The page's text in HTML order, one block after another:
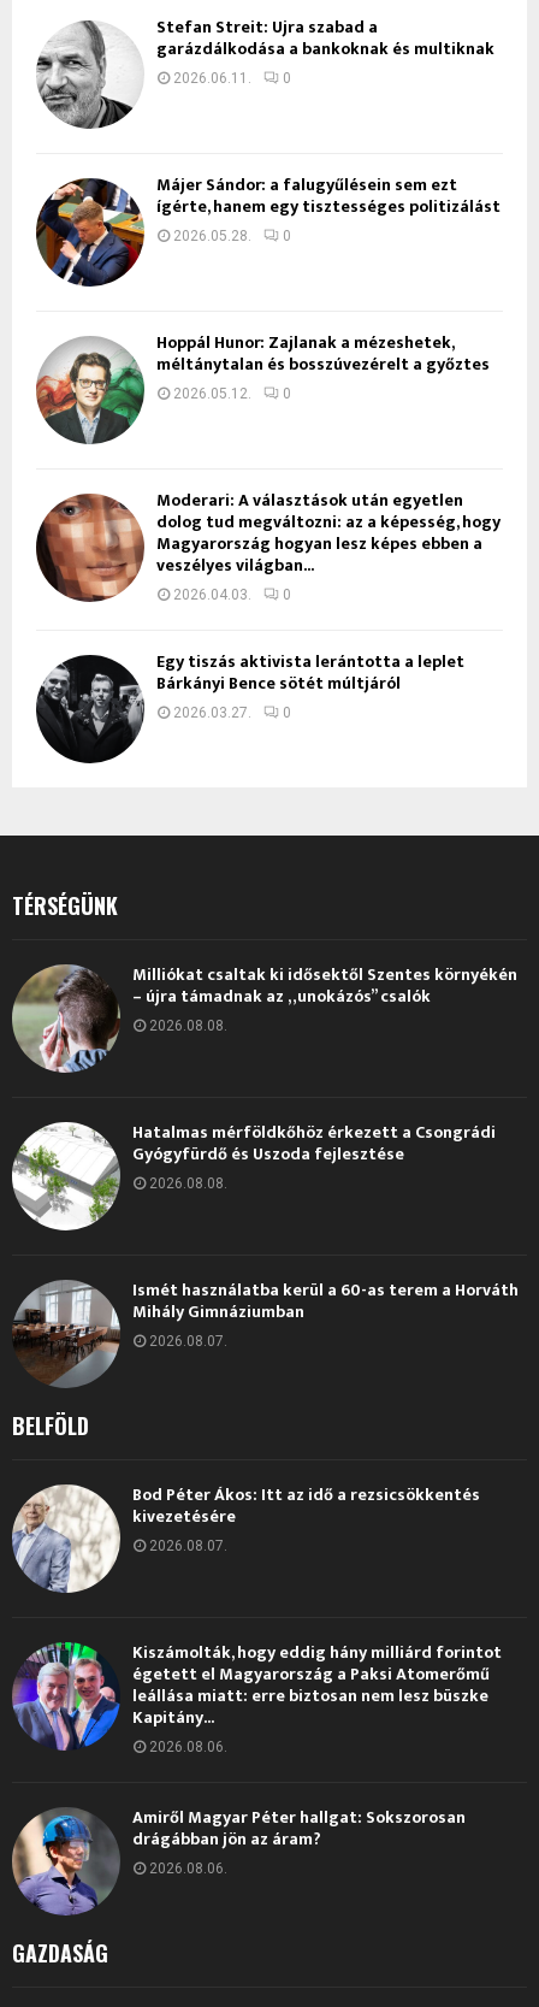
Stefan Streit: Újra szabad a
garázdálkodása a bankoknak és multiknak
2026.06.11. 0
Májer Sándor: a falugyűlésein sem ezt
ígérte, hanem egy tisztességes politizálást
2026.05.28. 0
Hoppál Hunor: Zajlanak a mézeshetek,
méltánytalan és bosszúvezérelt a győztes
2026.05.12. 0
Moderari: A választások után egyetlen
dolog tud megváltozni: az a képesség, hogy
Magyarország hogyan lesz képes ebben a
veszélyes világban...
2026.04.03. 0
Egy tiszás aktivista lerántotta a leplet
Bárkányi Bence sötét múltjáról
2026.03.27. 0
TÉRSÉGÜNK
Milliókat csaltak ki idősektől Szentes környékén
– újra támadnak az „unokázós” csalók
2026.08.08.
Hatalmas mérföldkőhöz érkezett a Csongrádi
Gyógyfürdő és Uszoda fejlesztése
2026.08.08.
Ismét használatba kerül a 60-as terem a Horváth
Mihály Gimnáziumban
2026.08.07.
BELFÖLD
Bod Péter Ákos: Itt az idő a rezsicsökkentés
kivezetésére
2026.08.07.
Kiszámolták, hogy eddig hány milliárd forintot
égetett el Magyarország a Paksi Atomerőmű
leállása miatt: erre biztosan nem lesz büszke
Kapitány...
2026.08.06.
Amiről Magyar Péter hallgat: Sokszorosan
drágábban jön az áram?
2026.08.06.
GAZDASÁG